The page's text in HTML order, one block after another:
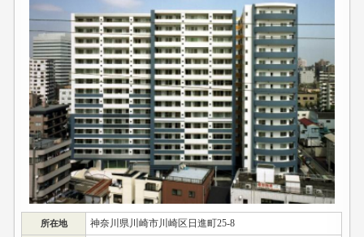
所在地 神奈川県川崎市川崎区日進町25-8